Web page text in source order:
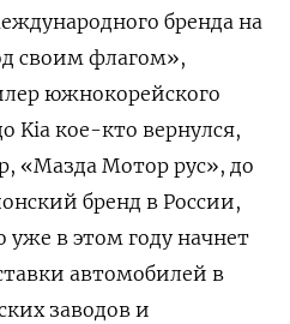
бренда на
своим флагом»,
южнокорейского
Kia кое-кто вернулся,
«Мазда Мотор рус», до
бренд в России,
в этом году начнет
автомобилей в
заводов и